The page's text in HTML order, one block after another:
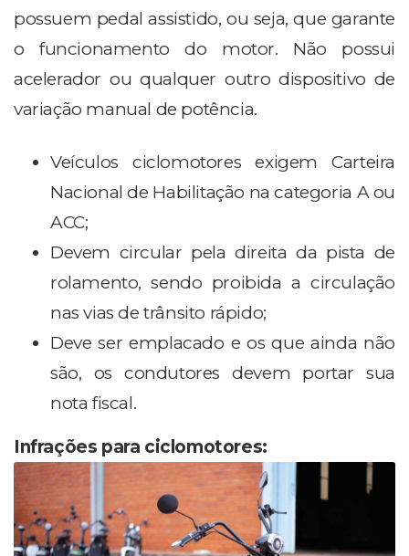
possuem pedal assistido, ou seja, que garante
o funcionamento do motor. Não possui
acelerador ou qualquer outro dispositivo de
variação manual de potência.
Veículos ciclomotores exigem Carteira
Nacional de Habilitação na categoria A ou
ACC;
Devem circular pela direita da pista de
rolamento, sendo proibida a circulação
nas vias de trânsito rápido;
Deve ser emplacado e os que ainda não
são, os condutores devem portar sua
nota fiscal.
Infrações para ciclomotores: